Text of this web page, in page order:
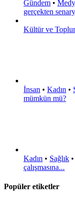
Gündem •
gerçekten
Kültür ve
İnsan • Kadın •
mümkün mü?
Kadın • Sağlık •
çalışmasına...
Popüler etiketler